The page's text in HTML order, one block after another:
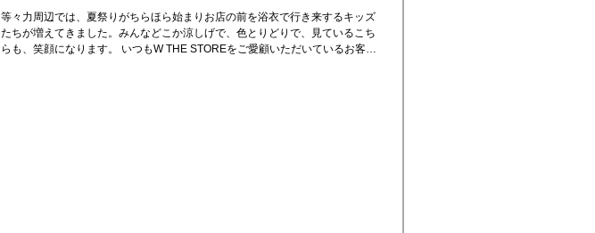
等々力周辺では、夏祭りがちらほら始まりお店の前を浴衣で行き来するキッズ
たちが増えてきました。みんなどこか涼しげで、色とりどりで、見ているこち
らも、笑顔になります。 いつもW THE STOREをご愛顧いただいているお客さ